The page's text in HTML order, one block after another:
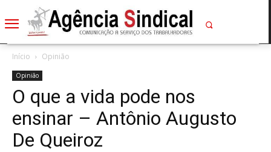
Início Opinião
Opinião
O que a vida pode nos
ensinar – Antônio Augusto
De Queiroz